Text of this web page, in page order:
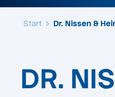
Start Dr. Nissen &
DR.